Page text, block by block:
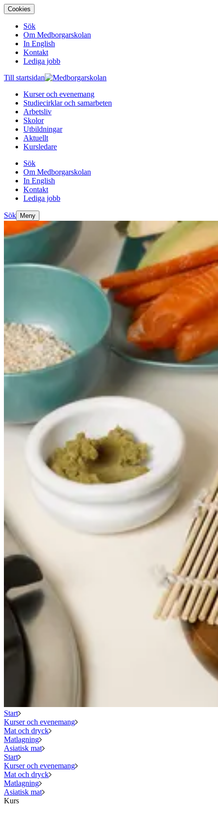
Cookies
Sök
Om Medborgarskolan
In English
Kontakt
Lediga jobb
Till startsidan
Kurser och evenemang
Studiecirklar och samarbeten
Arbetsliv
Skolor
Utbildningar
Aktuellt
Kursledare
Sök
Om Medborgarskolan
In English
Kontakt
Lediga jobb
Sök Meny
Start
Kurser och evenemang
Mat och dryck
Matlagning
Asiatisk mat
Start
Kurser och evenemang
Mat och dryck
Matlagning
Asiatisk mat
Kurs